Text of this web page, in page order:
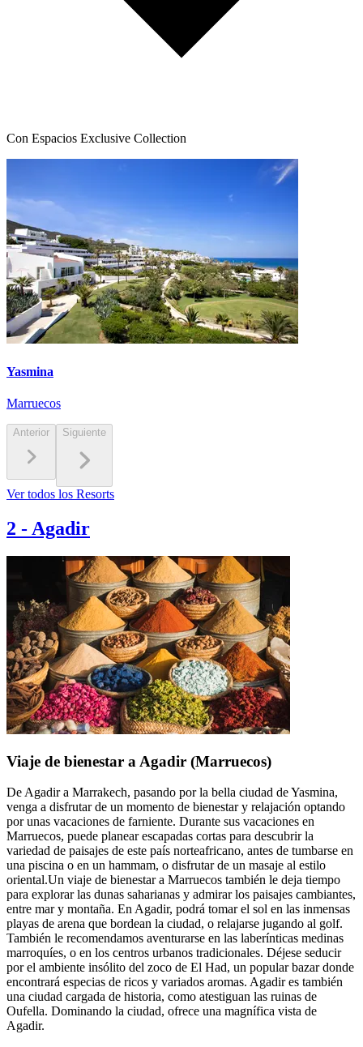
Con Espacios Exclusive Collection
Yasmina
Marruecos
Anterior Siguiente
Ver todos los Resorts
2 - Agadir
Viaje de bienestar a Agadir (Marruecos)
De Agadir a Marrakech, pasando por la bella ciudad de Yasmina,
venga a disfrutar de un momento de bienestar y relajación optando
por unas vacaciones de farniente. Durante sus vacaciones en
Marruecos, puede planear escapadas cortas para descubrir la
variedad de paisajes de este país norteafricano, antes de tumbarse en
una piscina o en un hammam, o disfrutar de un masaje al estilo
oriental.Un viaje de bienestar a Marruecos también le deja tiempo
para explorar las dunas saharianas y admirar los paisajes cambiantes,
entre mar y montaña. En Agadir, podrá tomar el sol en las inmensas
playas de arena que bordean la ciudad, o relajarse jugando al golf.
También le recomendamos aventurarse en las laberínticas medinas
marroquíes, o en los centros urbanos tradicionales. Déjese seducir
por el ambiente insólito del zoco de El Had, un popular bazar donde
encontrará especias de ricos y variados aromas. Agadir es también
una ciudad cargada de historia, como atestiguan las ruinas de
Oufella. Dominando la ciudad, ofrece una magnífica vista de
Agadir.